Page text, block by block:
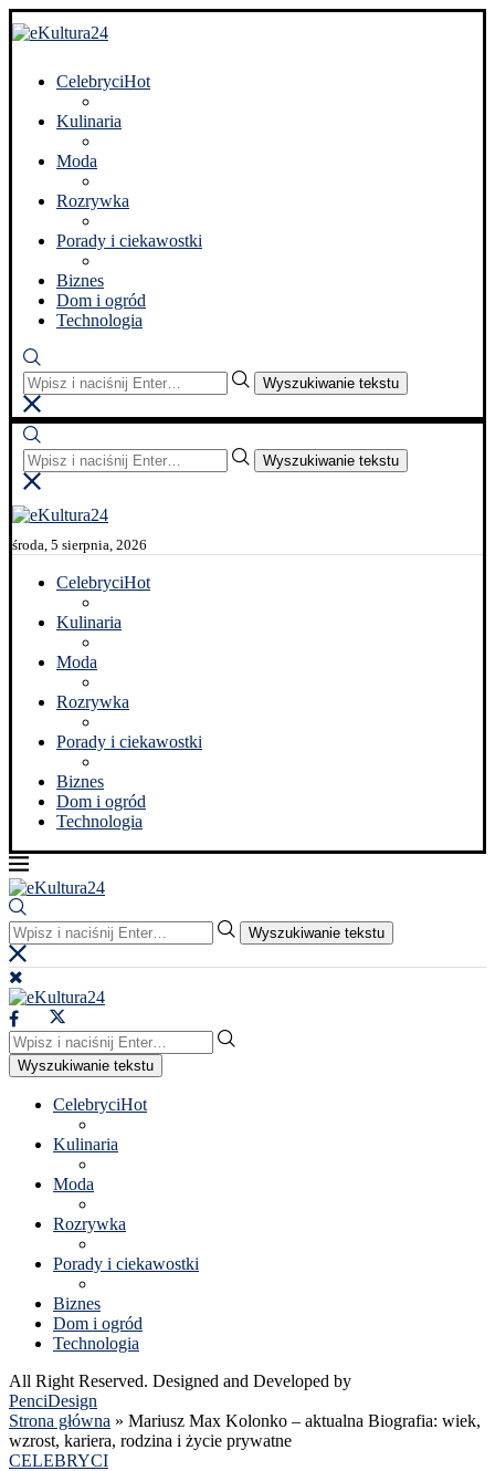
CelebryciHot
Kulinaria
Moda
Rozrywka
Porady i ciekawostki
Biznes
Dom i ogród
Technologia
Wyszukiwanie tekstu
Wyszukiwanie tekstu
środa, 5 sierpnia, 2026
CelebryciHot
Kulinaria
Moda
Rozrywka
Porady i ciekawostki
Biznes
Dom i ogród
Technologia
Wyszukiwanie tekstu
Wyszukiwanie tekstu
CelebryciHot
Kulinaria
Moda
Rozrywka
Porady i ciekawostki
Biznes
Dom i ogród
Technologia
All Right Reserved. Designed and Developed by
PenciDesign
Strona główna » Mariusz Max Kolonko – aktualna Biografia: wiek,
wzrost, kariera, rodzina i życie prywatne
CELEBRYCI